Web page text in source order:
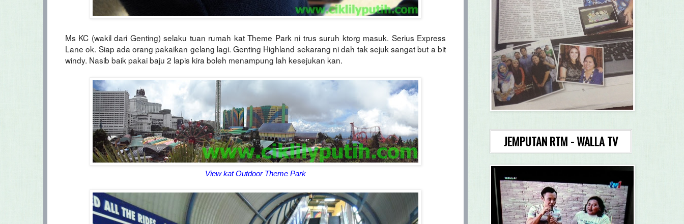
Ms KC (wakil dari Genting) selaku tuan rumah kat Theme Park ni trus suruh ktorg masuk. Serius Express
Lane ok. Siap ada orang pakaikan gelang lagi. Genting Highland sekarang ni dah tak sejuk sangat but a bit
windy. Nasib baik pakai baju 2 lapis kira boleh menampung lah kesejukan kan.
View kat Outdoor Theme Park
JEMPUTAN RTM - WALLA TV